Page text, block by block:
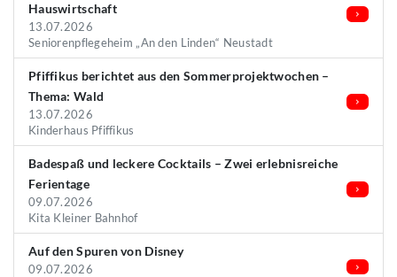
Hauswirtschaft
13.07.2026
Seniorenpflegeheim „An den Linden“ Neustadt
Pfiffikus berichtet aus den Sommerprojektwochen –
Thema: Wald
13.07.2026
Kinderhaus Pfiffikus
Badespaß und leckere Cocktails – Zwei erlebnisreiche
Ferientage
09.07.2026
Kita Kleiner Bahnhof
Auf den Spuren von Disney
09.07.2026